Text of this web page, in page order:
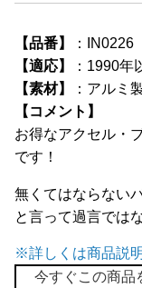
【品番】
：IN0226
【適応】
：1990年
【素材】
：アルミ
【コメント】
お得なアクセル・
です！
無くてはならない
と言って過言では
※詳しくは商品説
今すぐこの商品